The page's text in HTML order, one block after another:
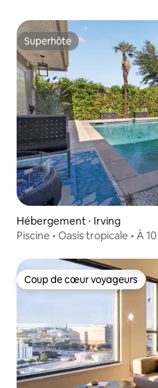
Superhôte
Superhôte
Hébergement ⋅ Irving
Piscine • Oasis tropicale • À
Coup de cœur voyageurs
Coup de cœur voyageurs